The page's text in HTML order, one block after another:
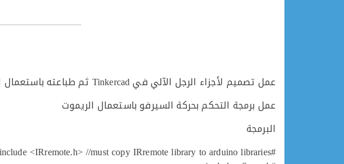
عمل تصميم لأجزاء الرجل الآلي في Tinkercad ثم طباعته باستعمال البروسا
عمل برمجة التحكم بحركة السيرفو باستعمال الريموت
البرمجة
#include <IRremote.h> //must copy IRremote library to arduino libraries